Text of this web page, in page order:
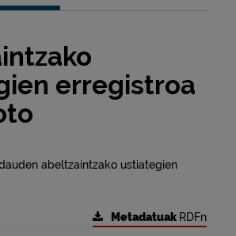
erregistroa
abeltzaintzako ustiategien
Metadatuak RDFn